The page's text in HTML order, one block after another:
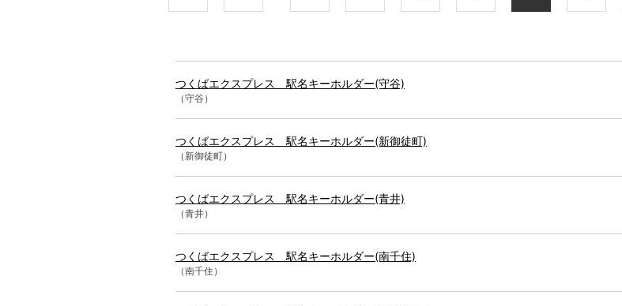
つくばエクスプレス 駅名キーホルダー(守谷)
（守谷）
つくばエクスプレス 駅名キーホルダー(新御徒町)
（新御徒町）
つくばエクスプレス 駅名キーホルダー(青井)
（青井）
つくばエクスプレス 駅名キーホルダー(南千住)
（南千住）